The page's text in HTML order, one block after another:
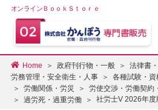
オンラインＢｏｏｋＳｔｏｒｅ
Home 政府刊行物・一般
法律書
労務管理・安全衛生・人事
各種試験・資
労働関係・労災
労使交渉・労働契約
過労死・過重労働
社労士V 2026年度